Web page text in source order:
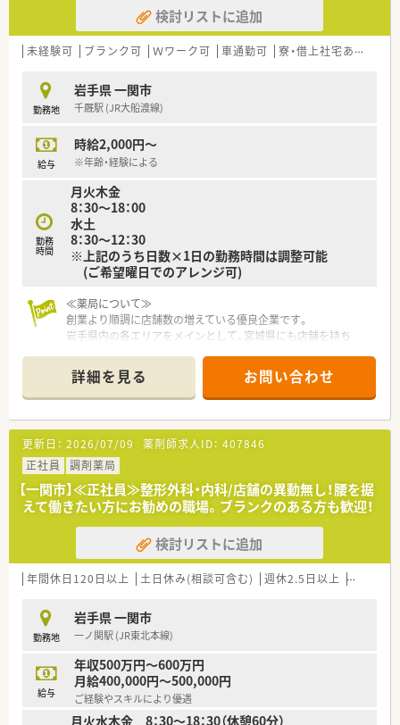
検討リストに追加
未経験可 ブランク可 Ｗワーク可 車通勤可 寮・借上社宅あり
勤務地
岩手県 一関市
千厩駅 (JR大船渡線)
給与
時給2,000円～
※年齢・経験による
勤務
時間
月火木金
8：30～18：00
水土
8：30～12：30
※上記のうち日数×1日の勤務時間は調整可能
(ご希望曜日でのアレンジ可)
≪薬局について≫
創業より順調に店舗数の増えている優良企業です。
岩手県内の各エリアをメインとして、宮城県にも店舗を持ち
薬に関してだけではなく、医療制度や健康相談の窓口として、
地域の方が何でも相談できる薬局づくりに尽力しています。
詳細を見る お問い合わせ
更新日： 2026/07/09 薬剤師求人ID： 407846
正社員
調剤薬局
【一関市】≪正社員≫整形外科・内科/店舗の異動無し！腰を据
えて働きたい方にお勧めの職場。ブランクのある方も歓迎！
検討リストに追加
年間休日120日以上 土日休み(相談可含む) 週休2.5日以上 未経験可
勤務地
岩手県 一関市
一ノ関駅 (JR東北本線)
給与
年収500万円～600万円
月給400,000円～500,000円
ご経験やスキルにより優遇
月火水木金 8：30～18：30（休憩60分）